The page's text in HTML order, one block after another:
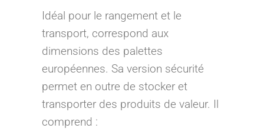
Idéal pour le rangement et le
transport, correspond aux
dimensions des palettes
européennes. Sa version sécurité
permet en outre de stocker et
transporter des produits de valeur. Il
comprend :